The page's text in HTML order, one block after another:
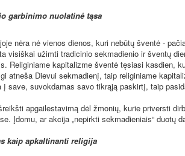
garbinimo nuolatinė tąsa
nėra nė vienos dienos, kuri nebūtų šventė -
visiškai užimti tradicinio sekmadienio ir šventų
Religiniame kapitalizme šventė tęsiasi kasdien,
atneša Dievui sekmadienį, taip religiniame
į save, suvokdamas savo tikrąją paskirtį, taip
apgailestavimą dėl žmonių, kurie priversti
Įdomu, ar akcija „nepirkti sekmadieniais“ duotų
kaip apkaltinanti religija